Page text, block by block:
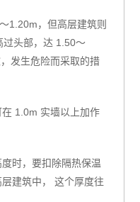
1.20m，但高层建筑则
过头部，达 1.50～
发生危险而采取的措
1.0m 实墙以上加作
时，要扣除隔热保温
建筑中， 这个厚度往